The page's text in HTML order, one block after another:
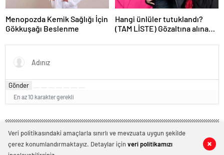
0 0
Menopozda Kemik Sağlığı İçin
Gökkuşağı Beslenme
Hangi ünlüler tutuklandı?
(TAM LİSTE) Gözaltına alınan
tutuklandı?
Gönder
En az 10 karakter gerekli
Veri politikasındaki amaçlarla sınırlı ve mevzuata uygun şekilde
çerez konumlandırmaktayız. Detaylar içinveri politikamızı